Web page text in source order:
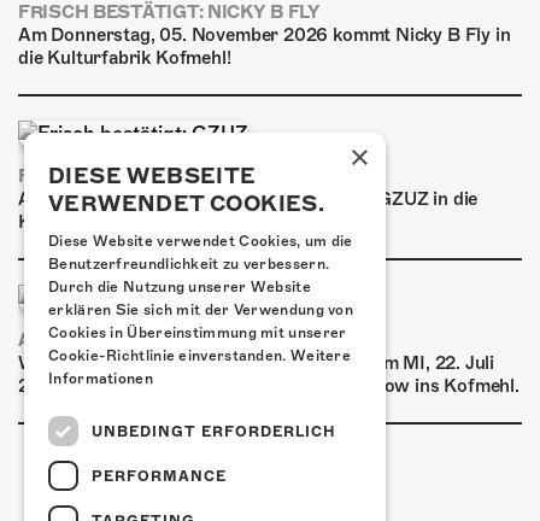
FRISCH BESTÄTIGT: NICKY B FLY
Am Donnerstag, 05. November 2026 kommt Nicky B Fly in
die Kulturfabrik Kofmehl!
FRISCH BESTÄTIGT: GZUZ
Am Donnerstag, 29. Oktober 2026 kommt GZUZ in die
Kulturfabrik Kofmehl!
AIRBOURNE - SPECIAL SUMMER SHOW
Wow, das ist ein Ding! Airbourne kommen am MI, 22. Juli
2026 für eine exklusive Special Summer Show ins Kofmehl.
×
DIESE WEBSEITE
VERWENDET COOKIES.
Diese Website verwendet Cookies, um die
Benutzerfreundlichkeit zu verbessern.
Durch die Nutzung unserer Website
erklären Sie sich mit der Verwendung von
Cookies in Übereinstimmung mit unserer
Cookie-Richtlinie einverstanden. Weitere
Informationen
UNBEDINGT ERFORDERLICH
PERFORMANCE